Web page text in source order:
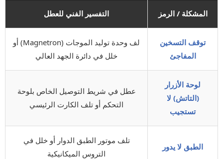
المشكلة / الرمز التفسير الفني للعطل
توقف التسخين
المفاجئ
لف وحدة توليد الموجات (Magnetron) أو
خلل في دائرة الجهد العالي
لوحة الأزرار
(التاتش) لا
تستجيب
عطل في شريط التوصيل الخاص بلوحة
التحكم أو تلف الكارت الرئيسي
الطبق لا يدور
تلف موتور الطبق الدوار أو خلل في
التروس الميكانيكية